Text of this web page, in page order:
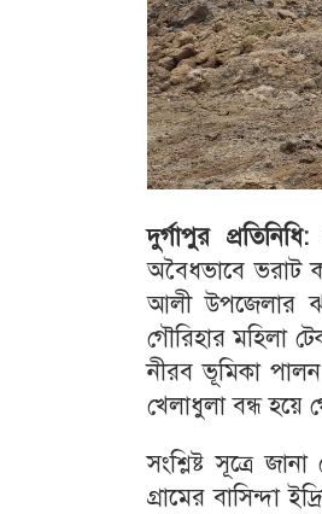
দুর্গাপুর প্রতিনিধি:
অবৈধভাবে ভরাট
আলী উপজেলার
গৌরিহার মহিলা
নীরব ভূমিকা
খেলাধুলা বন্ধ হয়ে
সংশ্লিষ্ট সূত্রে
গ্রামের বাসিন্দা